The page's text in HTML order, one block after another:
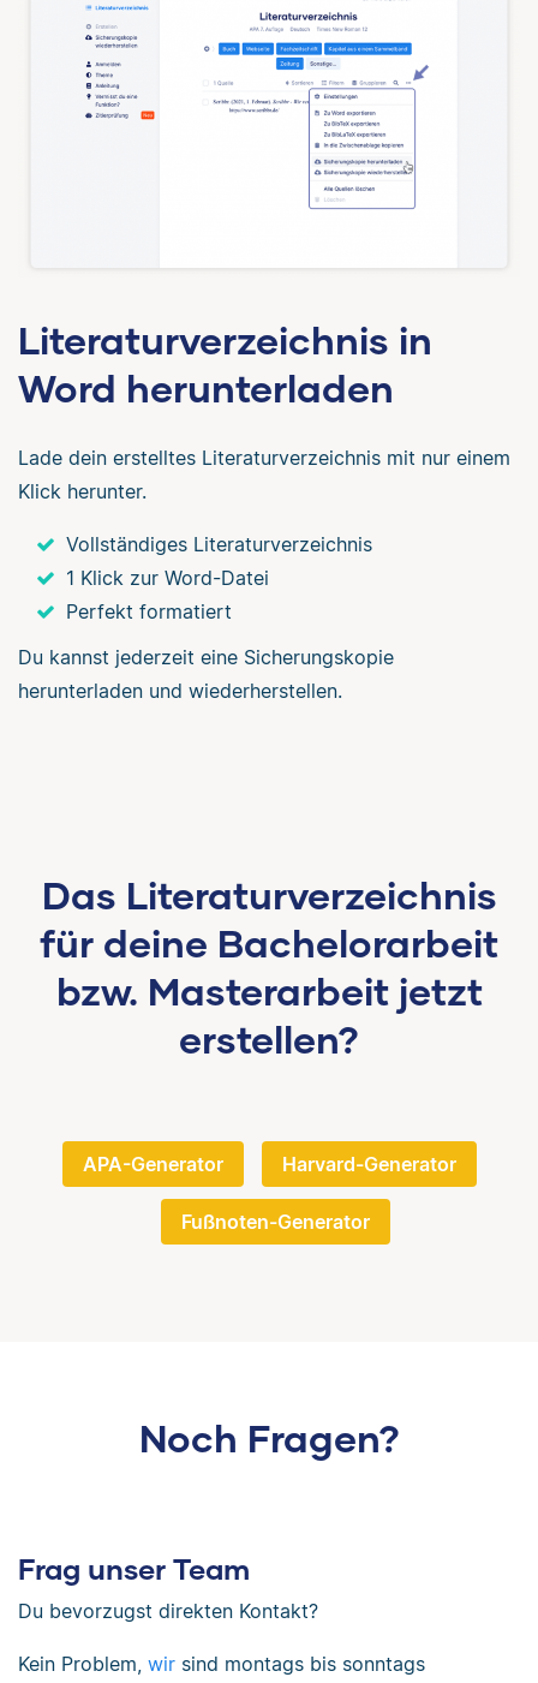
Literaturverzeichnis in
Word herunterladen
Lade dein erstelltes Literaturverzeichnis mit nur einem
Klick herunter.
Vollständiges Literaturverzeichnis
1 Klick zur Word-Datei
Perfekt formatiert
Du kannst jederzeit eine Sicherungskopie
herunterladen und wiederherstellen.
Das Literaturverzeichnis
für deine Bachelorarbeit
bzw. Masterarbeit jetzt
erstellen?
APA-Generator Harvard-Generator
Fußnoten-Generator
Noch Fragen?
Frag unser Team
Du bevorzugst direkten Kontakt?
Kein Problem, wir sind montags bis sonntags